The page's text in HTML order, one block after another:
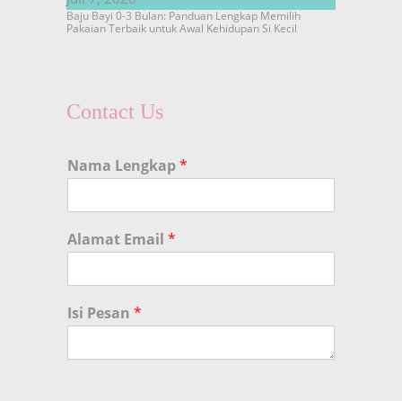
Baju Bayi 0-3 Bulan: Panduan Lengkap Memilih
Pakaian Terbaik untuk Awal Kehidupan Si Kecil
Contact Us
Nama Lengkap*
Alamat Email *
Isi Pesan *